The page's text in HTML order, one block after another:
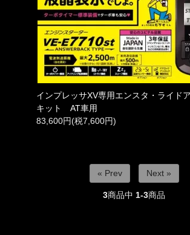
インプレッサXV専用エンスタ・ライド
キット AT車用
83,600円(税7,600円)
« Prev Next »
3商品中 1-3商品